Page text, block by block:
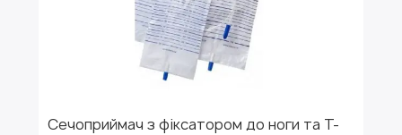
Сечоприймач з фіксатором до ноги та Т-